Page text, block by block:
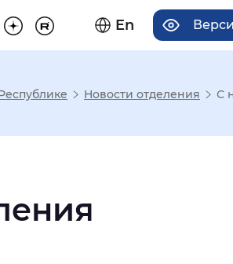
En
Новости отделения С